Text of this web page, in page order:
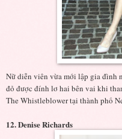
Nữ diễn viên vừa mới lập gia đình
đỏ được đính lơ hai bên vai khi
The Whistleblower tại thành phố
12. Denise Richards